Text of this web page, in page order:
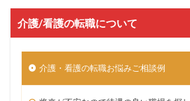
介護/看護の転職について
介護・看護の転職お悩みご相談例